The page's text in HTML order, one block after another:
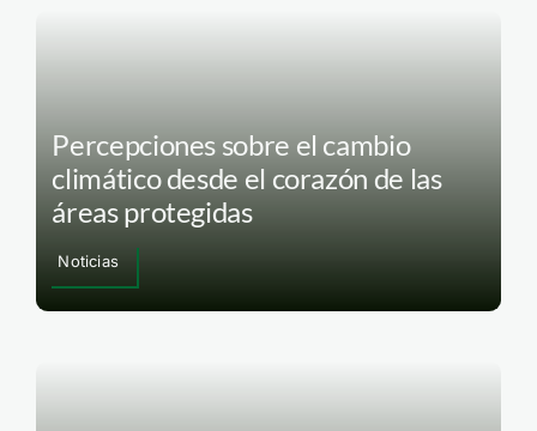
Percepciones sobre el cambio
climático desde el corazón de las
áreas protegidas
Noticias